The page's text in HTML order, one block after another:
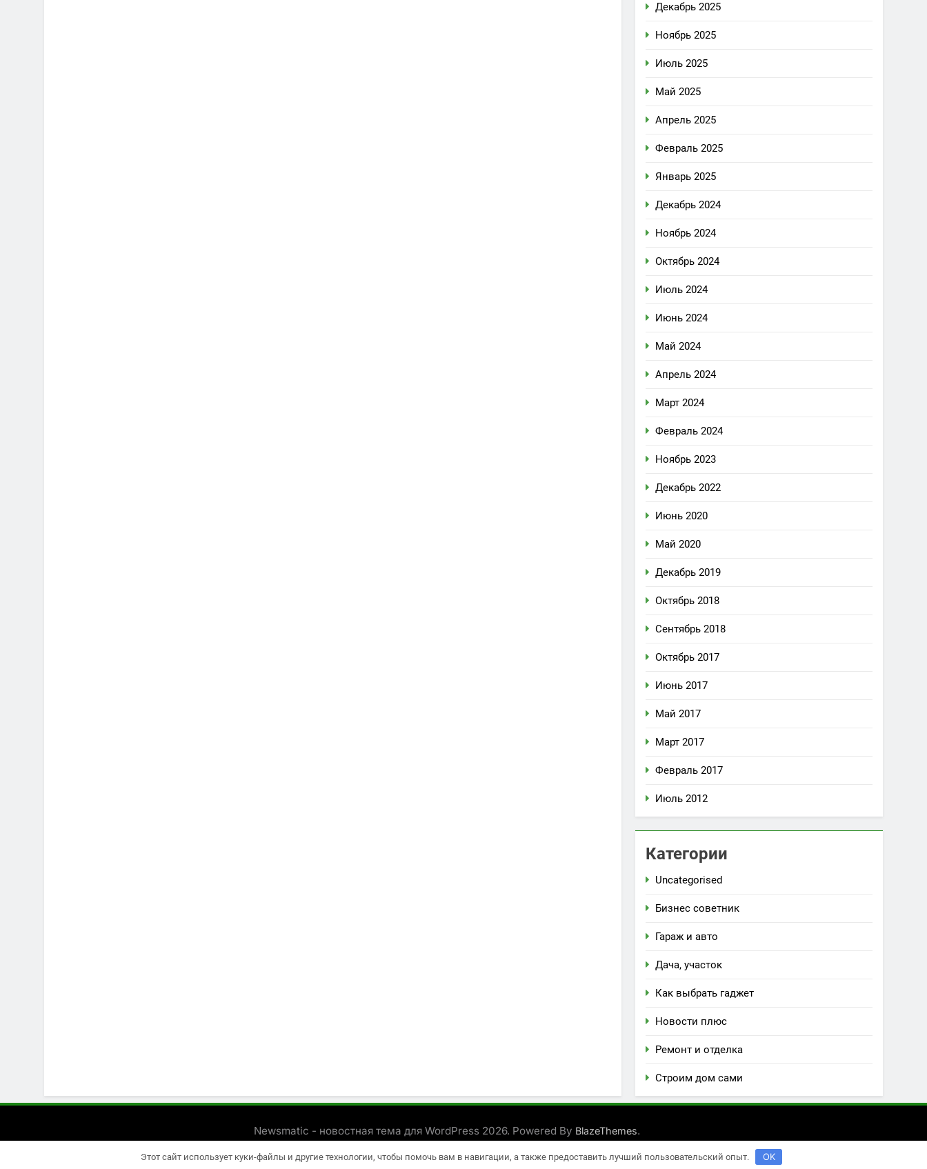
Декабрь 2025
Ноябрь 2025
Июль 2025
Май 2025
Апрель 2025
Февраль 2025
Январь 2025
Декабрь 2024
Ноябрь 2024
Октябрь 2024
Июль 2024
Июнь 2024
Май 2024
Апрель 2024
Март 2024
Февраль 2024
Ноябрь 2023
Декабрь 2022
Июнь 2020
Май 2020
Декабрь 2019
Октябрь 2018
Сентябрь 2018
Октябрь 2017
Июнь 2017
Май 2017
Март 2017
Февраль 2017
Июль 2012
Категории
Uncategorised
Бизнес советник
Гараж и авто
Дача, участок
Как выбрать гаджет
Новости плюс
Ремонт и отделка
Строим дом сами
Newsmatic - новостная тема для WordPress 2026. Powered By BlazeThemes.
Этот сайт использует куки-файлы и другие технологии, чтобы помочь вам в навигации, а также предоставить лучший пользовательский опыт. OK